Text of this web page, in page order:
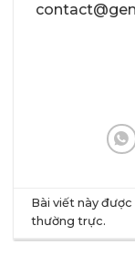
Bài viết này
thường trực.